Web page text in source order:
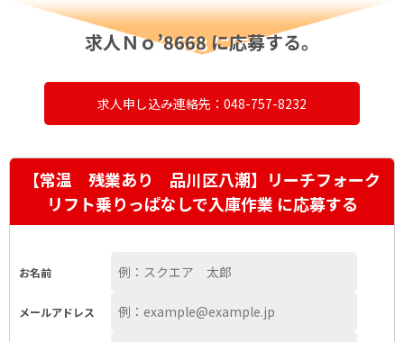
求人Ｎｏ’8668 に応募する。
求人申し込み連絡先：048-757-8232
【常温 残業あり 品川区八潮】リーチフォーク
リフト乗りっぱなしで入庫作業 に応募する
お名前
メールアドレス